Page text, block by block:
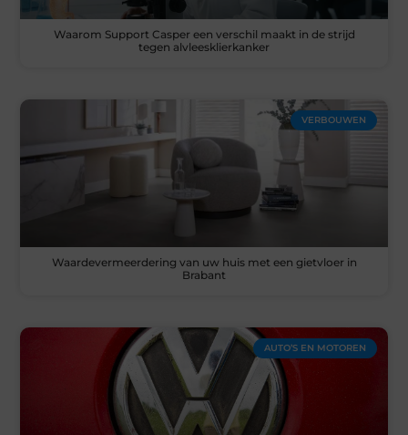
Waarom Support Casper een verschil maakt in de strijd
tegen alvleesklierkanker
VERBOUWEN
Waardevermeerdering van uw huis met een gietvloer in
Brabant
AUTO’S EN MOTOREN